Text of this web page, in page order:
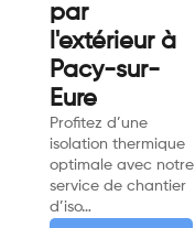
par
l'extérieur à
Pacy-sur-
Eure
Profitez d’une
isolation thermique
optimale avec notre
service de chantier
d’iso…